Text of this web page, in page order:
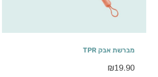
מברשת אבק TPR
₪19.90